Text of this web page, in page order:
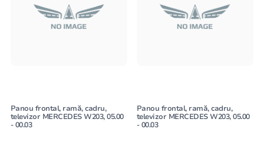
Panou frontal, ramă, cadru,
televizor MERCEDES W203, 05.00
- 00.03
Panou frontal, ramă, cadru,
televizor MERCEDES W203, 05.00
- 00.03